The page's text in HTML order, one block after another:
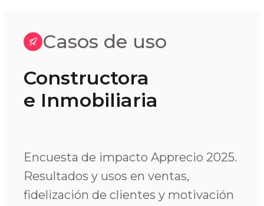
Casos de uso
Constructora
e Inmobiliaria
Encuesta de impacto Apprecio 2025.
Resultados y usos en ventas,
fidelización de clientes y motivación